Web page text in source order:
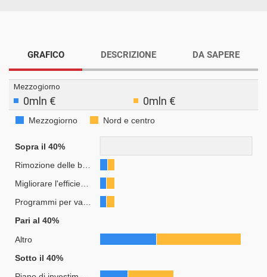
GRAFICO DESCRIZIONE DA SAPERE